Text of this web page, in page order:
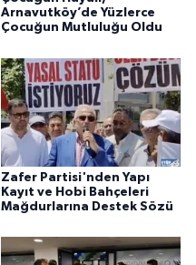
Arnavutköy’de Yüzlerce
Çocuğun Mutluluğu Oldu
Zafer Partisi'nden Yapı
Kayıt ve Hobi Bahçeleri
Mağdurlarına Destek Sözü